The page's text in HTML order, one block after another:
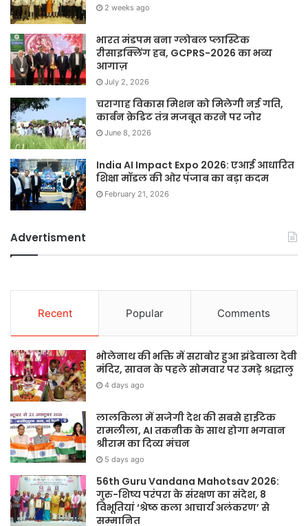
2 weeks ago
भारत मंडपम बना ग्लोबल प्लास्टिक
रीसाइक्लिंग हब, GCPRS-2026 का भव्य
आगाज़
July 2, 2026
चरागाह विकास मिशन को मिलेगी नई गति,
कार्बन क्रेडिट तंत्र मजबूत करने पर जोर
June 8, 2026
India AI Impact Expo 2026: एआई आधारित
शिक्षा मॉडल की ओर पंजाब का बड़ा कदम
February 21, 2026
Advertisment
Recent Popular Comments
भोलेनाथ की भक्ति में सराबोर हुआ झंडेवाला देवी
मंदिर, सावन के पहले सोमवार पर उमड़े श्रद्धालु
4 days ago
लालकिला में सजेगी देश की सबसे हाईटेक
रामलीला, AI तकनीक के साथ होगा भगवान
श्रीराम का दिव्य मंचन
5 days ago
56th Guru Vandana Mahotsav 2026:
गुरु-शिष्य परंपरा के संरक्षण का संदेश, 8
विभूतियां ‘श्रेष्ठ कला आचार्य अलंकरण’ से
सम्मानित